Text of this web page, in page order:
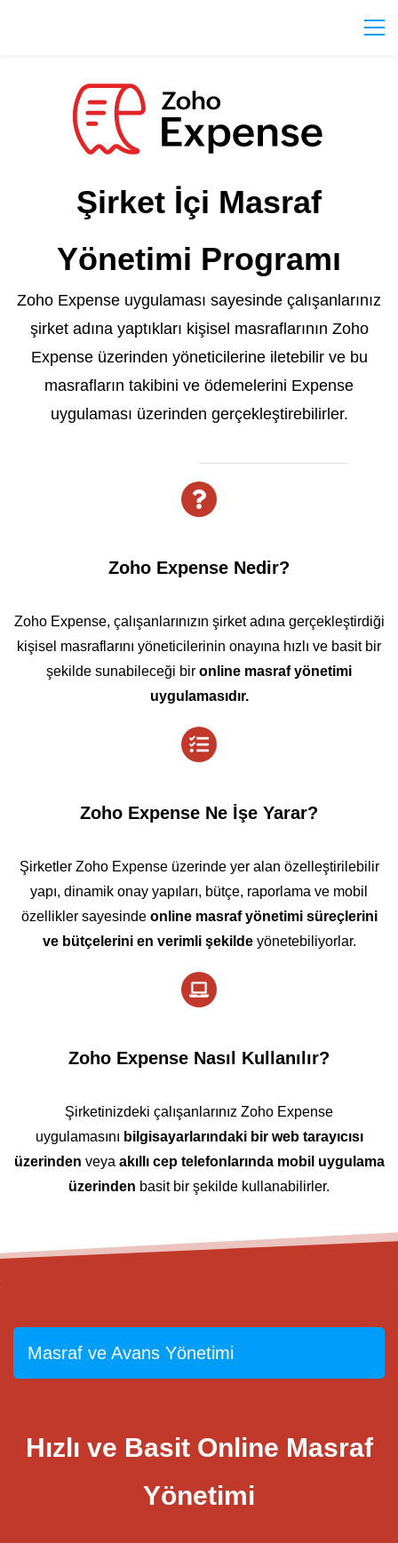
Şirket İçi Masraf
Yönetimi Programı
Zoho Expense uygulaması sayesinde çalışanlarınız
şirket adına yaptıkları kişisel masraflarının Zoho
Expense üzerinden yöneticilerine iletebilir ve bu
masrafların takibini ve ödemelerini Expense
uygulaması üzerinden gerçekleştirebilirler.
Zoho Expense Nedir?
Zoho Expense, çalışanlarınızın şirket adına gerçekleştirdiği
kişisel masraflarını yöneticilerinin onayına hızlı ve basit bir
şekilde sunabileceği bir online masraf yönetimi
uygulamasıdır.
Zoho Expense Ne İşe Yarar?
Şirketler Zoho Expense üzerinde yer alan özelleştirilebilir
yapı, dinamik onay yapıları, bütçe, raporlama ve mobil
özellikler sayesinde online masraf yönetimi süreçlerini
ve bütçelerini en verimli şekildeyönetebiliyorlar.
Zoho Expense Nasıl Kullanılır?
Şirketinizdeki çalışanlarınız Zoho Expense
uygulamasını bilgisayarlarındaki bir web tarayıcısı
üzerinden veya akıllı cep telefonlarında mobil uygulama
üzerinden basit bir şekilde kullanabilirler.
Masraf ve Avans Yönetimi
Hızlı ve Basit Online Masraf
Yönetimi